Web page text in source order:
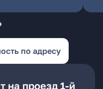
по адресу
на проезд 1-й